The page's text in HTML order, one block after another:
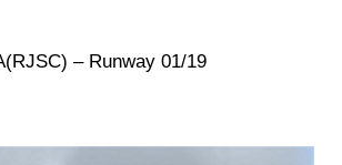
– Runway 01/19